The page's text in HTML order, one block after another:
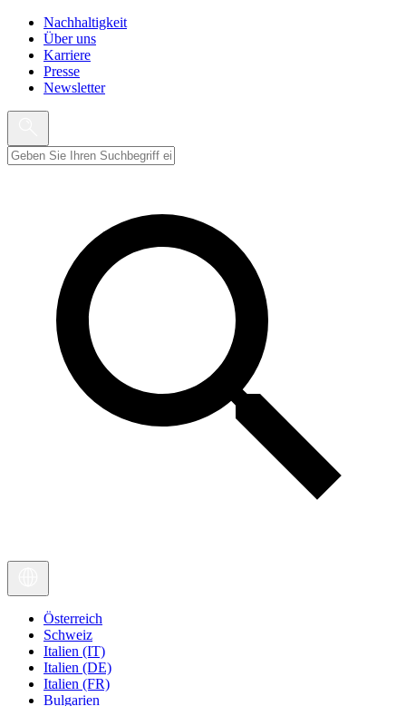
Nachhaltigkeit
Über uns
Karriere
Presse
Newsletter
Österreich
Schweiz
Italien (IT)
Italien (DE)
Italien (FR)
Bulgarien